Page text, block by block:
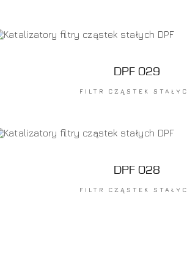
DPF 029
FILTR CZĄSTEK
DPF 028
FILTR CZĄSTEK